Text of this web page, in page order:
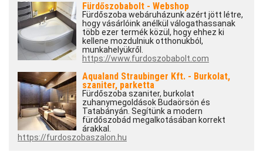
Fürdőszobabolt - Webshop
Fürdőszoba webáruházunk azért jött létre,
hogy vásárlóink anélkül válogathassanak
több ezer termék közül, hogy ehhez ki
kellene mozdulniuk otthonukból,
munkahelyükről.
https://www.furdoszobabolt.com
Aqualand Straubinger Kft. - Burkolat,
szaniter, parketta
Fürdőszoba szaniter, burkolat
zuhanymegoldások Budaörsön és
Tatabányán. Segítünk a modern
fürdőszobád megalkotásában korrekt
árakkal.
https://furdoszobaszalon.hu